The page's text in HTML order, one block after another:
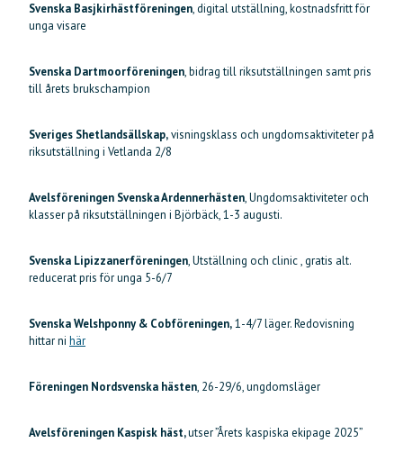
Svenska Basjkirhästföreningen, digital utställning, kostnadsfritt för
unga visare
Svenska Dartmoorföreningen, bidrag till riksutställningen samt pris
till årets brukschampion
Sveriges Shetlandsällskap,visningsklass och ungdomsaktiviteter på
riksutställning i Vetlanda 2/8
Avelsföreningen Svenska Ardennerhästen, Ungdomsaktiviteter och
klasser på riksutställningen i Björbäck, 1-3 augusti.
Svenska Lipizzanerföreningen, Utställning och clinic , gratis alt.
reducerat pris för unga 5-6/7
Svenska Welshponny & Cobföreningen,1-4/7 läger. Redovisning
hittar ni här
Föreningen Nordsvenska hästen, 26-29/6, ungdomsläger
Avelsföreningen Kaspisk häst,utser ”Årets kaspiska ekipage 2025”